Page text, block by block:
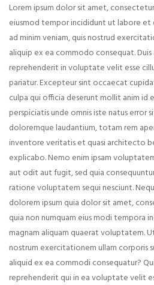
Lorem ipsum dolor sit amet,
eiusmod tempor incididunt ut labore et
ad minim veniam, quis nostrud
aliquip ex ea commodo consequat.
reprehenderit in voluptate velit esse
pariatur. Excepteur sint occaecat
culpa qui officia deserunt mollit anim id
perspiciatis unde omnis iste natus error
doloremque laudantium, totam rem
inventore veritatis et quasi architecto
explicabo. Nemo enim ipsam
aut odit aut fugit, sed quia
ratione voluptatem sequi nesciunt.
dolorem ipsum quia dolor sit amet,
quia non numquam eius modi tempora
magnam aliquam quaerat voluptatem.
nostrum exercitationem ullam corporis
aliquid ex ea commodi consequatur?
reprehenderit qui in ea voluptate velit